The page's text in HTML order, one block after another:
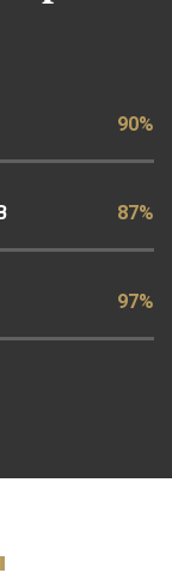
90%
87%
97%